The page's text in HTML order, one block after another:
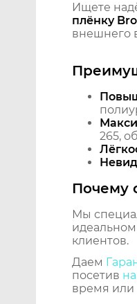
Ищете
плёнку
внешнего
265,
Почему
Мы
клиентов.
Даем
посетив
время или